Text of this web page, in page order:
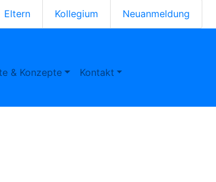
Eltern Kollegium Neuanmeldung
& Konzepte Kontakt